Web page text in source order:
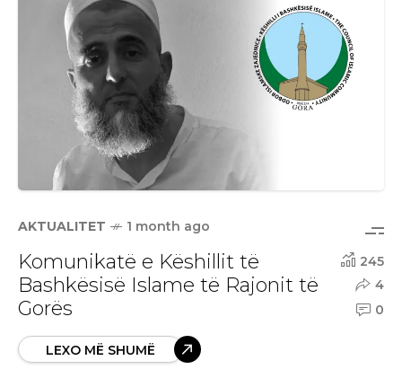
AKTUALITET 1 month ago
Komunikatë e Këshillit të
Bashkësisë Islame të Rajonit të
Gorës
LEXO MË SHUMË
245
4
0